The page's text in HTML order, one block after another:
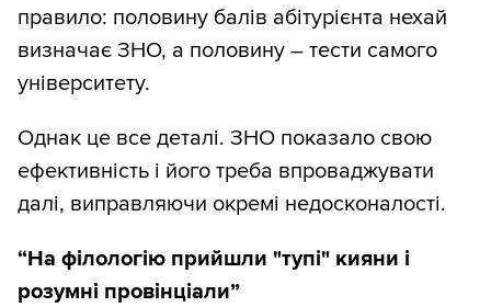
правило: половину балів абітурієнта нехай
визначає ЗНО, а половину – тести самого
університету.
Однак це все деталі. ЗНО показало свою
ефективність і його треба впроваджувати
далі, виправляючи окремі недосконалості.
“На філологію прийшли "тупі" кияни і
розумні провінціали”